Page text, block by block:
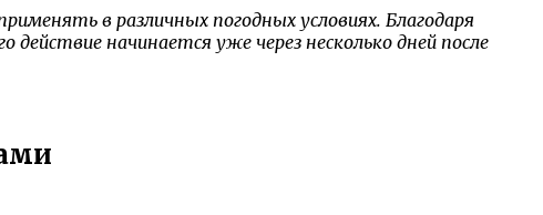
в различных погодных условиях. Благодаря
действие начинается уже через несколько дней после